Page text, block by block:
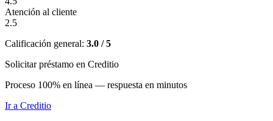
Atención al cliente
2.5
Calificación general: 3.0 / 5
Solicitar préstamo en Creditio
Proceso 100% en línea — respuesta en minutos
Ir a Creditio